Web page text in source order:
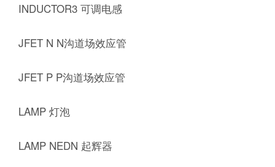
INDUCTOR3 可调电感
JFET N N沟道场效应管
JFET P P沟道场效应管
LAMP 灯泡
LAMP NEDN 起辉器